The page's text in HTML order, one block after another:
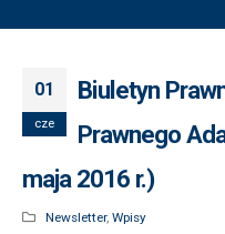
01
cze
Biuletyn
Prawnego
maja 2016 r.)
Newsletter, Wpisy